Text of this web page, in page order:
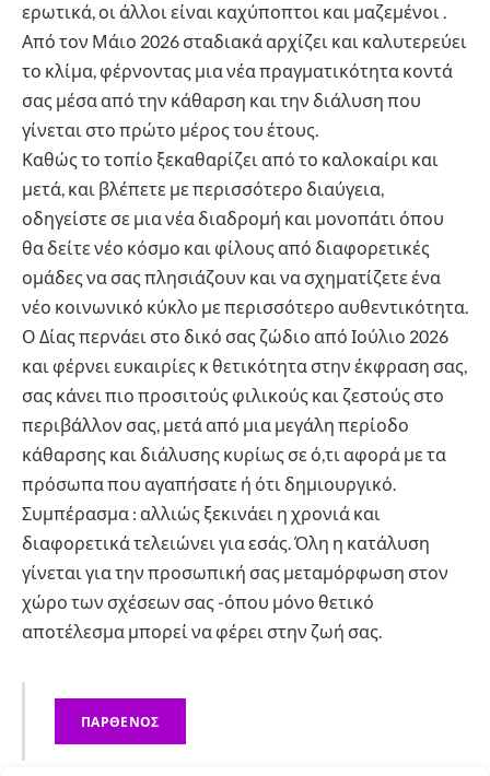
ερωτικά, οι άλλοι είναι καχύποπτοι και μαζεμένοι .
Από τον Μάιο 2026 σταδιακά αρχίζει και καλυτερεύει
το κλίμα, φέρνοντας μια νέα πραγματικότητα κοντά
σας μέσα από την κάθαρση και την διάλυση που
γίνεται στο πρώτο μέρος του έτους.
Καθώς το τοπίο ξεκαθαρίζει από το καλοκαίρι και
μετά, και βλέπετε με περισσότερο διαύγεια,
οδηγείστε σε μια νέα διαδρομή και μονοπάτι όπου
θα δείτε νέο κόσμο και φίλους από διαφορετικές
ομάδες να σας πλησιάζουν και να σχηματίζετε ένα
νέο κοινωνικό κύκλο με περισσότερο αυθεντικότητα.
Ο Δίας περνάει στο δικό σας ζώδιο από Ιούλιο 2026
και φέρνει ευκαιρίες κ θετικότητα στην έκφραση σας,
σας κάνει πιο προσιτούς φιλικούς και ζεστούς στο
περιβάλλον σας, μετά από μια μεγάλη περίοδο
κάθαρσης και διάλυσης κυρίως σε ό,τι αφορά με τα
πρόσωπα που αγαπήσατε ή ότι δημιουργικό.
Συμπέρασμα : αλλιώς ξεκινάει η χρονιά και
διαφορετικά τελειώνει για εσάς. Όλη η κατάλυση
γίνεται για την προσωπική σας μεταμόρφωση στον
χώρο των σχέσεων σας -όπου μόνο θετικό
αποτέλεσμα μπορεί να φέρει στην ζωή σας.
ΠΑΡΘΕΝΟΣ